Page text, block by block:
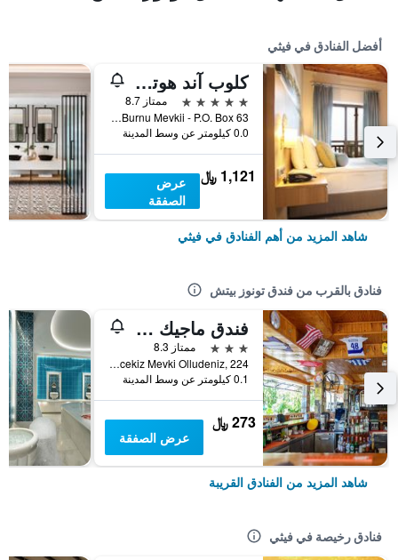
أفضل الفنادق في فيثي
كلوب آند هوتل ليتونيا
5 نجوم
ممتاز 8.7
Pacariz Burnu Mevkii - P.O. Box 63, فيثي, تركيا
0.0 كيلومتر عن وسط المدينة
1,121 ﷼
عرض
الصفقة
شاهد المزيد من أهم الفنادق في فيثي
فنادق بالقرب من فندق تونوز بيتش
فندق ماجيك توليب بيتش
3 نجوم
ممتاز 8.3
Belcekiz Mevki Olludeniz, 224, فيثي, تركيا
0.1 كيلومتر عن وسط المدينة
273 ﷼
عرض الصفقة
شاهد المزيد من الفنادق القريبة
فنادق رخيصة في فيثي